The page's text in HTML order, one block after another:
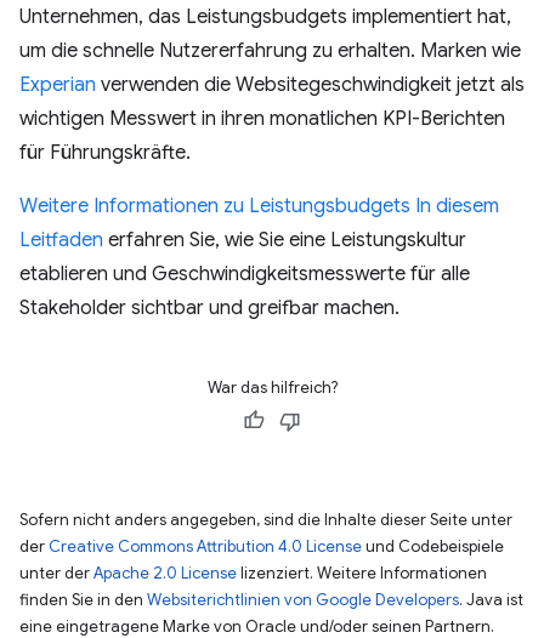
Unternehmen, das Leistungsbudgets implementiert hat,
um die schnelle Nutzererfahrung zu erhalten. Marken wie
Experian verwenden die Websitegeschwindigkeit jetzt als
wichtigen Messwert in ihren monatlichen KPI-Berichten
für Führungskräfte.
Weitere Informationen zu Leistungsbudgets In diesem
Leitfaden erfahren Sie, wie Sie eine Leistungskultur
etablieren und Geschwindigkeitsmesswerte für alle
Stakeholder sichtbar und greifbar machen.
War das hilfreich?
Sofern nicht anders angegeben, sind die Inhalte dieser Seite unter
der Creative Commons Attribution 4.0 Licenseund Codebeispiele
unter derApache 2.0 Licenselizenziert. Weitere Informationen
finden Sie in den Websiterichtlinien von Google Developers. Java ist
eine eingetragene Marke von Oracle und/oder seinen Partnern.